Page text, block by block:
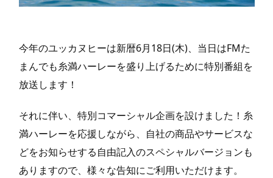
今年のユッカヌヒーは新暦6月18日(木)、当日はFMた
まんでも糸満ハーレーを盛り上げるために特別番組を
放送します！
それに伴い、特別コマーシャル企画を設けました！糸
満ハーレーを応援しながら、自社の商品やサービスな
どをお知らせする自由記入のスペシャルバージョンも
ありますので、様々な告知にご利用いただけます。